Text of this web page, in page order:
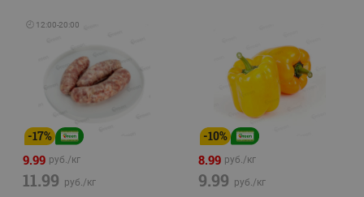
🕘 12:00-20:00
-17%
9.99 руб./кг
11.99 руб./кг
-10%
8.99 руб./кг
9.99 руб./кг